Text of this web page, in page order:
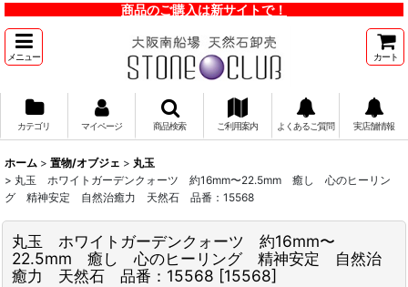
商品のご購入は新サイトで！
メニュー カート
カテゴリ マイページ 商品検索 ご利用案内 よくあるご質問 実店舗情報
ホーム > 置物/オブジェ > 丸玉
> 丸玉 ホワイトガーデンクォーツ 約16mm〜22.5mm 癒し 心のヒーリン
グ 精神安定 自然治癒力 天然石 品番：15568
丸玉 ホワイトガーデンクォーツ 約16mm〜
22.5mm 癒し 心のヒーリング 精神安定 自然治
癒力 天然石 品番：15568 [15568]